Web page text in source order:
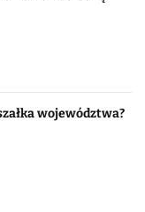
województwa?